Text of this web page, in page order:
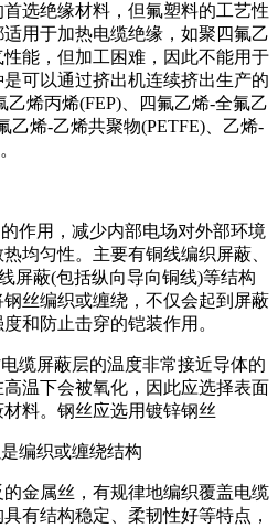
选绝缘材料，但氟塑料的工艺性
用于加热电缆绝缘，如聚四氟乙
能，但加工困难，因此不能用于
可以通过挤出机连续挤出生产的
烯丙烯(FEP)、四氟乙烯-全氟乙
乙烯-乙烯共聚物(PETFE)、乙烯-
作用，减少内部电场对外部环境
均匀性。主要有铜线编织屏蔽、
屏蔽(包括纵向导向铜线)等结构
丝编织或缠绕，不仅会起到屏蔽
和防止击穿的铠装作用。
缆屏蔽层的温度非常接近导体的
温下会被氧化，因此应选择表面
料。钢丝应选用镀锌钢丝
编织或缠绕结构
金属丝，有规律地编织覆盖电缆
有结构稳定、柔韧性好等特点，